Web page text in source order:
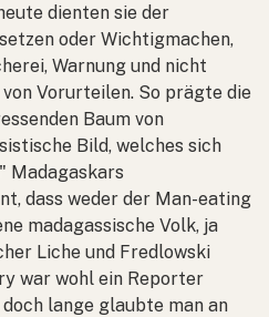
dienten sie der
oder Wichtigmachen,
Warnung und nicht
Vorurteilen. So prägte die
Baum von
Bild, welches sich
Madagaskars
dass weder der Man-eating
madagassische Volk, ja
Liche und Fredlowski
war wohl ein Reporter
lange glaubte man an